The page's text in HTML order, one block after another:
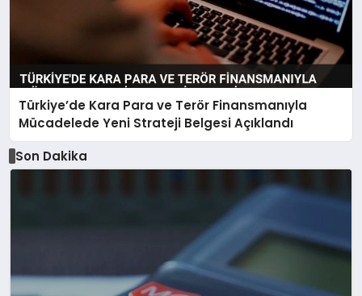
Türkiye’de Kara Para ve Terör Finansmanıyla
Mücadelede Yeni Strateji Belgesi Açıklandı
Son Dakika